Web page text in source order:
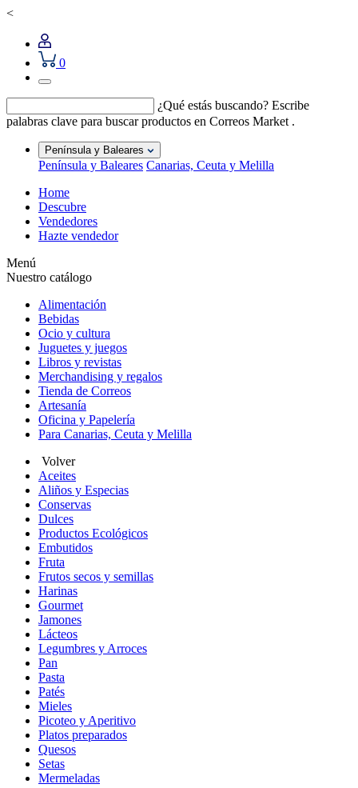
<
0
¿Qué estás buscando? Escribe
palabras clave para buscar productos en Correos Market .
Península y Baleares
Península y Baleares Canarias, Ceuta y Melilla
Home
Descubre
Vendedores
Hazte vendedor
Menú
Nuestro catálogo
Alimentación
Bebidas
Ocio y cultura
Juguetes y juegos
Libros y revistas
Merchandising y regalos
Tienda de Correos
Artesanía
Oficina y Papelería
Para Canarias, Ceuta y Melilla
Volver
Aceites
Aliños y Especias
Conservas
Dulces
Productos Ecológicos
Embutidos
Fruta
Frutos secos y semillas
Harinas
Gourmet
Jamones
Lácteos
Legumbres y Arroces
Pan
Pasta
Patés
Mieles
Picoteo y Aperitivo
Platos preparados
Quesos
Setas
Mermeladas